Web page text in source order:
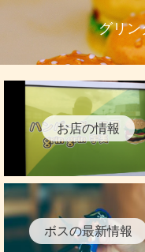
グリン
お店の情報
ボスの最新情報